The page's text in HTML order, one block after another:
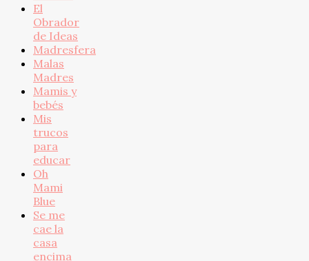
El
Obrador
de Ideas
Madresfera
Malas
Madres
Mamis y
bebés
Mis
trucos
para
educar
Oh
Mami
Blue
Se me
cae la
casa
encima